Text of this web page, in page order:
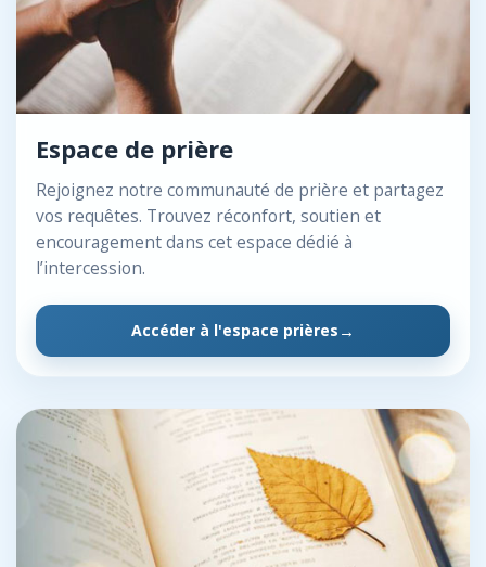
Espace de prière
Rejoignez notre communauté de prière et partagez
vos requêtes. Trouvez réconfort, soutien et
encouragement dans cet espace dédié à
l’intercession.
Accéder à l'espace prières